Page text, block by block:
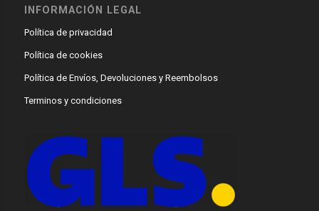
INFORMACIÓN LEGAL
Política de privacidad
Política de cookies
Política de Envíos, Devoluciones y Reembolsos
Terminos y condiciones